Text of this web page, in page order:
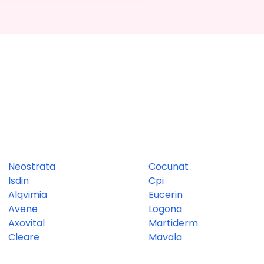
Neostrata
Isdin
Alqvimia
Avene
Axovital
Cleare
Cocunat
Cpi
Eucerin
Logona
Martiderm
Mavala